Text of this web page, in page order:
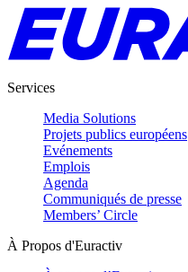
Services
Media Solutions
Projets publics européens
Evénements
Emplois
Agenda
Communiqués de presse
Members’ Circle
À Propos d'Euractiv